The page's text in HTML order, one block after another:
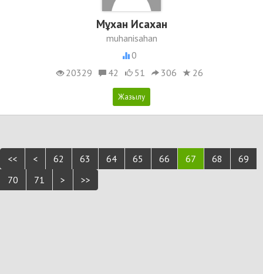
Мұхан Исахан
muhanisahan
0
20329
42 51 306 26
<< < 62 63 64 65 66 67 68
69
70
71 > >>